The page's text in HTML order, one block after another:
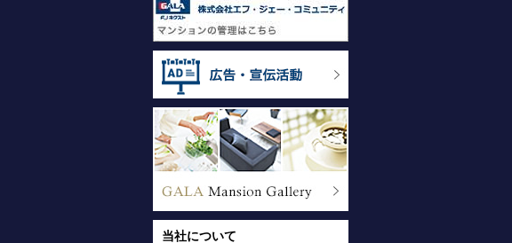
当社について